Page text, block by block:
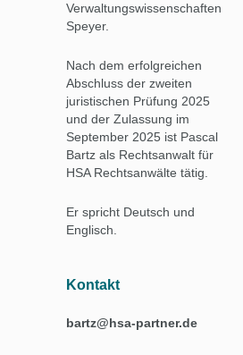
Verwaltungswissenschaften
Speyer.
Nach dem erfolgreichen
Abschluss der zweiten
juristischen Prüfung 2025
und der Zulassung im
September 2025 ist Pascal
Bartz als Rechtsanwalt für
HSA Rechtsanwälte tätig.
Er spricht Deutsch und
Englisch.
Kontakt
bartz@hsa-partner.de